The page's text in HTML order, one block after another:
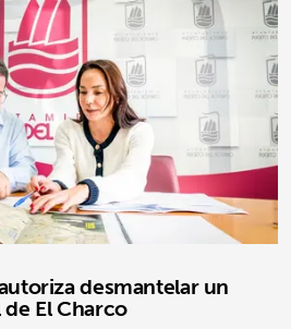
desmantelar un
El Charco